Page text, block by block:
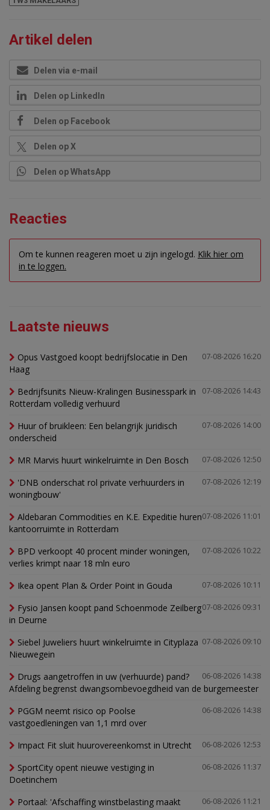
Artikel delen
Delen via e-mail
Delen op LinkedIn
Delen op Facebook
Delen op X
Delen op WhatsApp
Reacties
Om te kunnen reageren moet u zijn ingelogd. Klik hier om
in te loggen.
Laatste nieuws
07-08-2026 16:20
Opus Vastgoed koopt bedrijfslocatie in Den
Haag
07-08-2026 14:43
Bedrijfsunits Nieuw-Kralingen Businesspark in
Rotterdam volledig verhuurd
07-08-2026 14:00
Huur of bruikleen: Een belangrijk juridisch
onderscheid
07-08-2026 12:50
MR Marvis huurt winkelruimte in Den Bosch
07-08-2026 12:19
'DNB onderschat rol private verhuurders in
woningbouw'
07-08-2026 11:01
Aldebaran Commodities en K.E. Expeditie huren
kantoorruimte in Rotterdam
07-08-2026 10:22
BPD verkoopt 40 procent minder woningen,
verlies krimpt naar 18 mln euro
07-08-2026 10:11
Ikea opent Plan & Order Point in Gouda
07-08-2026 09:31
Fysio Jansen koopt pand Schoenmode Zeilberg
in Deurne
07-08-2026 09:10
Siebel Juweliers huurt winkelruimte in Cityplaza
Nieuwegein
06-08-2026 14:38
Drugs aangetroffen in uw (verhuurde) pand?
Afdeling begrenst dwangsombevoegdheid van de burgemeester
06-08-2026 14:38
PGGM neemt risico op Poolse
vastgoedleningen van 1,1 mrd over
06-08-2026 12:53
Impact Fit sluit huurovereenkomst in Utrecht
06-08-2026 11:37
SportCity opent nieuwe vestiging in
Doetinchem
06-08-2026 11:21
Portaal: 'Afschaffing winstbelasting maakt